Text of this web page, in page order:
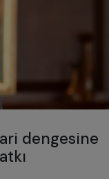
dengesine